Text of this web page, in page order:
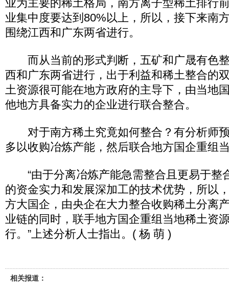
业为主要的稀土格局，南方离子型稀土排行
业集中度要达到80%以上，所以，接下来南
围绕江西和广东两省进行。
而从当前的形式判断，五矿和广晟有色
西和广东两省进行，出于利益和稀土整合的
土资源很可能在地方政府的主导下，由当地
他地方具备实力的企业进行联合整合。
对于南方稀土究竟如何整合？有分析师
多以收购冶炼产能，然后联合地方国企重组
“由于分离冶炼产能急需整合且更易于整
的资金实力和发展深加工的技术优势，所以
方大国企，由央企在大力整合收购稀土分离
业链的同时，联手地方国企重组当地稀土资
行。”上述分析人士指出。( 杨 萌 )
相关报道：